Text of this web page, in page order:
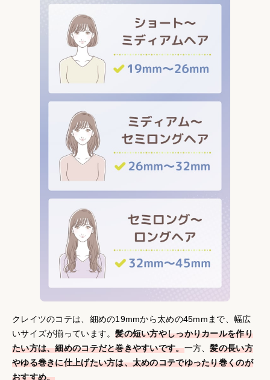
クレイツのコテは、細めの19mmから太めの45mmまで、幅広
いサイズが揃っています。髪の短い方やしっかりカールを作り
たい方は、細めのコテだと巻きやすいです。一方、髪の長い方
やゆる巻きに仕上げたい方は、太めのコテでゆったり巻くのが
おすすめ。